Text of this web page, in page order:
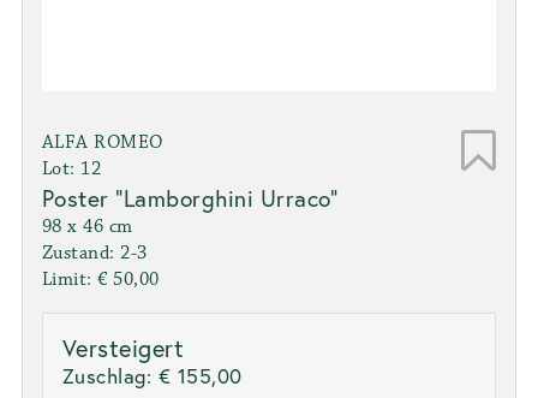
ALFA ROMEO
Lot: 12
Poster "Lamborghini Urraco"
98 x 46 cm
Zustand: 2-3
Limit: € 50,00
Versteigert
Zuschlag: € 155,00